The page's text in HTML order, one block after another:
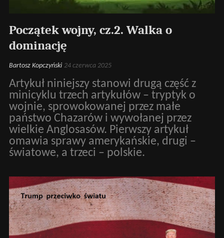
Początek wojny, cz.2. Walka o
dominację
Bartosz Kopczyński 24 czerwca 2025
Artykuł niniejszy stanowi drugą część z
minicyklu trzech artykułów – tryptyk o
wojnie, sprowokowanej przez małe
państwo Chazarów i wywołanej przez
wielkie Anglosasów. Pierwszy artykuł
omawia sprawy amerykańskie, drugi –
światowe, a trzeci – polskie.